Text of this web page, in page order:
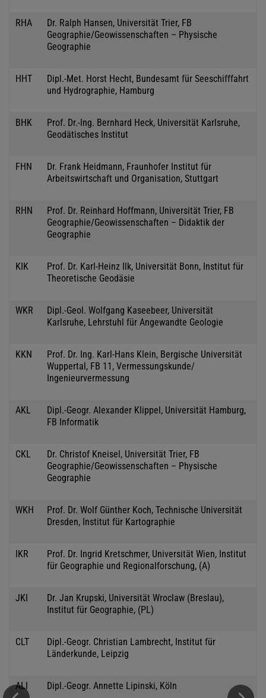
RHA
Dr. Ralph Hansen, Universität Trier, FB
Geographie/Geowissenschaften – Physische
Geographie
HHT
Dipl.-Met. Horst Hecht, Bundesamt für Seeschifffahrt
und Hydrographie, Hamburg
BHK
Prof. Dr.-Ing. Bernhard Heck, Universität Karlsruhe,
Geodätisches Institut
FHN
Dr. Frank Heidmann, Fraunhofer Institut für
Arbeitswirtschaft und Organisation, Stuttgart
RHN
Prof. Dr. Reinhard Hoffmann, Universität Trier, FB
Geographie/Geowissenschaften – Didaktik der
Geographie
KIK
Prof. Dr. Karl-Heinz Ilk, Universität Bonn, Institut für
Theoretische Geodäsie
WKR
Dipl.-Geol. Wolfgang Kaseebeer, Universität
Karlsruhe, Lehrstuhl für Angewandte Geologie
KKN
Prof. Dr. Ing. Karl-Hans Klein, Bergische Universität
Wuppertal, FB 11, Vermessungskunde/
Ingenieurvermessung
AKL
Dipl.-Geogr. Alexander Klippel, Universität Hamburg,
FB Informatik
CKL
Dr. Christof Kneisel, Universität Trier, FB
Geographie/Geowissenschaften – Physische
Geographie
WKH
Prof. Dr. Wolf Günther Koch, Technische Universität
Dresden, Institut für Kartographie
IKR
Prof. Dr. Ingrid Kretschmer, Universität Wien, Institut
für Geographie und Regionalforschung, (A)
JKI
Dr. Jan Krupski, Universität Wroclaw (Breslau),
Institut für Geographie, (PL)
CLT
Dipl.-Geogr. Christian Lambrecht, Institut für
Länderkunde, Leipzig
ALI Dipl.-Geogr. Annette Lipinski, Köln